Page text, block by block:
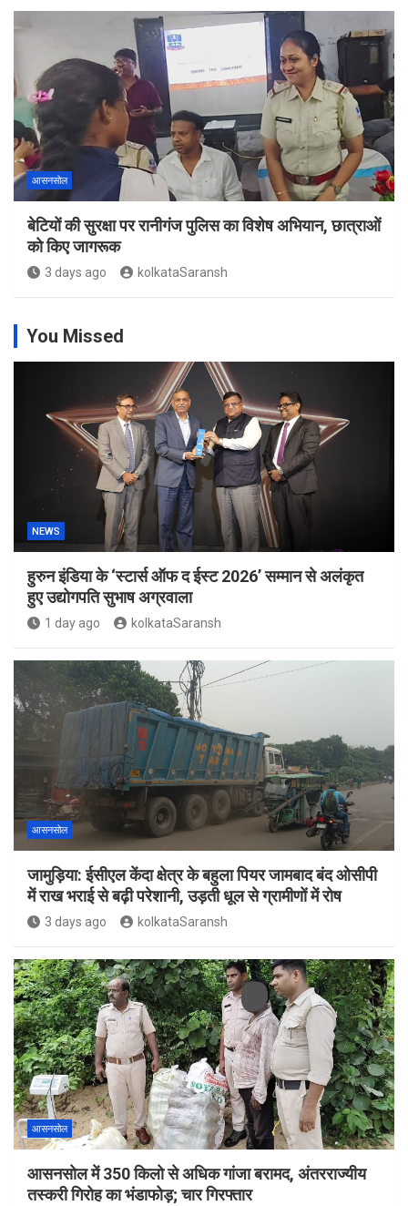
आसनसोल
बेटियों की सुरक्षा पर रानीगंज पुलिस का विशेष अभियान, छात्राओं
को किए जागरूक
3 days ago kolkataSaransh
You Missed
NEWS
हुरुन इंडिया के ‘स्टार्स ऑफ द ईस्ट 2026’ सम्मान से अलंकृत
हुए उद्योगपति सुभाष अग्रवाला
1 day ago kolkataSaransh
आसनसोल
जामुड़िया: ईसीएल केंदा क्षेत्र के बहुला पियर जामबाद बंद ओसीपी
में राख भराई से बढ़ी परेशानी, उड़ती धूल से ग्रामीणों में रोष
3 days ago kolkataSaransh
आसनसोल
आसनसोल में 350 किलो से अधिक गांजा बरामद, अंतरराज्यीय
तस्करी गिरोह का भंडाफोड़; चार गिरफ्तार